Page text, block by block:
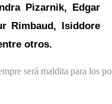
Pizarnik, Edgar
Rimbaud, Isiddore
otros.
será maldita para los